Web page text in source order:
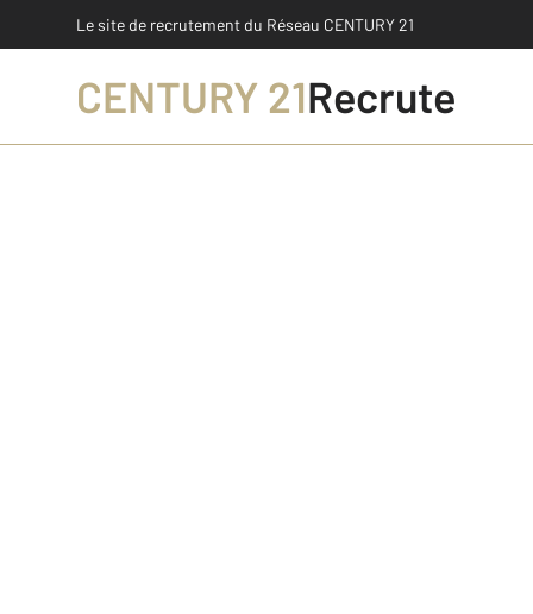
Le site de recrutement du Réseau CENTURY 21
CENTURY 21Recrute